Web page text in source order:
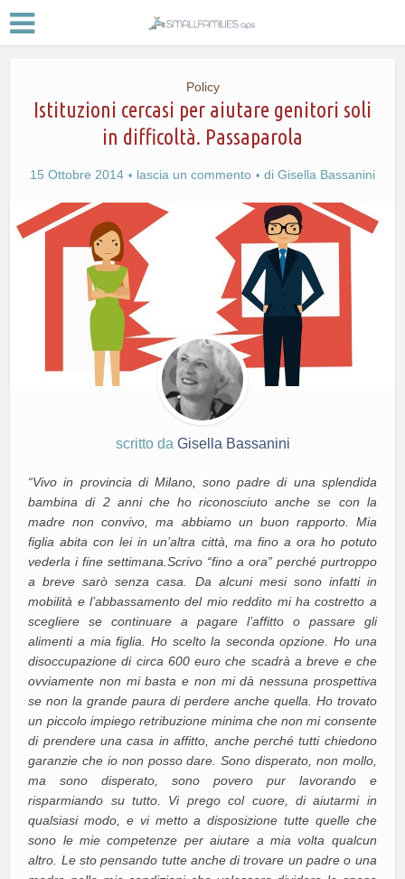
Policy
Istituzioni cercasi per aiutare genitori soli
in difficoltà. Passaparola
15 Ottobre 2014 lascia un commento di Gisella Bassanini
scritto da Gisella Bassanini
“Vivo in provincia di Milano, sono padre di una splendida
bambina di 2 anni che ho riconosciuto anche se con la
madre non convivo, ma abbiamo un buon rapporto. Mia
figlia abita con lei in un’altra città, ma fino a ora ho potuto
vederla i fine settimana.Scrivo “fino a ora” perché purtroppo
a breve sarò senza casa. Da alcuni mesi sono infatti in
mobilità e l’abbassamento del mio reddito mi ha costretto a
scegliere se continuare a pagare l’affitto o passare gli
alimenti a mia figlia. Ho scelto la seconda opzione. Ho una
disoccupazione di circa 600 euro che scadrà a breve e che
ovviamente non mi basta e non mi dà nessuna prospettiva
se non la grande paura di perdere anche quella. Ho trovato
un piccolo impiego retribuzione minima che non mi consente
di prendere una casa in affitto, anche perché tutti chiedono
garanzie che io non posso dare. Sono disperato, non mollo,
ma sono disperato, sono povero pur lavorando e
risparmiando su tutto. Vi prego col cuore, di aiutarmi in
qualsiasi modo, e vi metto a disposizione tutte quelle che
sono le mie competenze per aiutare a mia volta qualcun
altro. Le sto pensando tutte anche di trovare un padre o una